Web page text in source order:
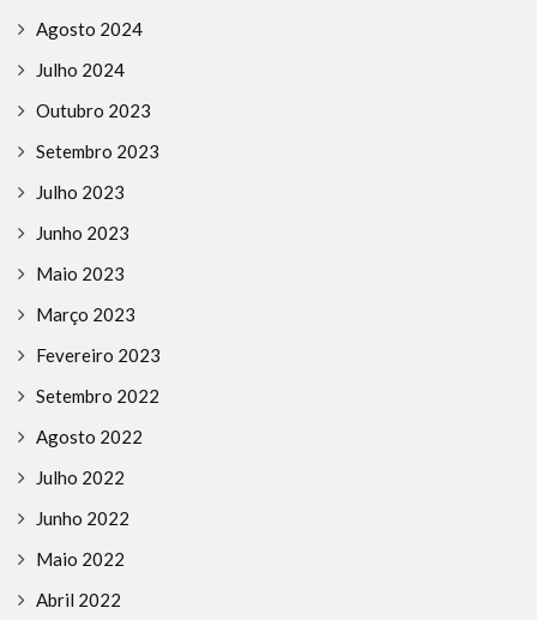
Agosto 2024
Julho 2024
Outubro 2023
Setembro 2023
Julho 2023
Junho 2023
Maio 2023
Março 2023
Fevereiro 2023
Setembro 2022
Agosto 2022
Julho 2022
Junho 2022
Maio 2022
Abril 2022